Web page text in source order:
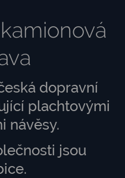
dopravní
plachtovými
návěsy.
jsou